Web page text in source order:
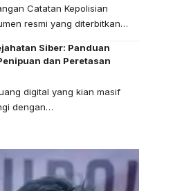
Catatan Kepolisian
resmi yang diterbitkan…
Siber: Panduan
dan Peretasan
digital yang kian masif
dengan…